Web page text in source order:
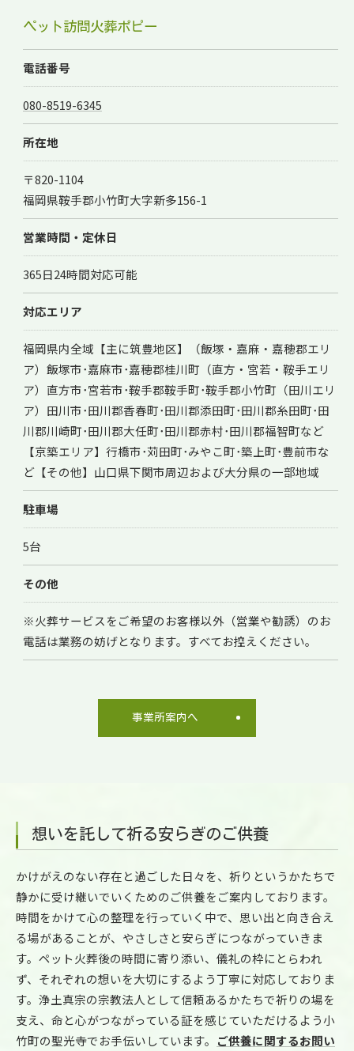
ペット訪問火葬ポピー
電話番号
080-8519-6345
所在地
〒820-1104
福岡県鞍手郡小竹町大字新多156-1
営業時間・定休日
365日24時間対応可能
対応エリア
福岡県内全域【主に筑豊地区】（飯塚・嘉麻・嘉穂郡エリ
ア）飯塚市･嘉麻市･嘉穂郡桂川町（直方・宮若・鞍手エリ
ア）直方市･宮若市･鞍手郡鞍手町･鞍手郡小竹町（田川エリ
ア）田川市･田川郡香春町･田川郡添田町･田川郡糸田町･田
川郡川崎町･田川郡大任町･田川郡赤村･田川郡福智町など
【京築エリア】行橋市･苅田町･みやこ町･築上町･豊前市な
ど【その他】山口県下関市周辺および大分県の一部地域
駐車場
5台
その他
※火葬サービスをご希望のお客様以外（営業や勧誘）のお
電話は業務の妨げとなります。すべてお控えください。
事業所案内へ
想いを託して祈る安らぎのご供養
かけがえのない存在と過ごした日々を、祈りというかたちで
静かに受け継いでいくためのご供養をご案内しております。
時間をかけて心の整理を行っていく中で、思い出と向き合え
る場があることが、やさしさと安らぎにつながっていきま
す。ペット火葬後の時間に寄り添い、儀礼の枠にとらわれ
ず、それぞれの想いを大切にするよう丁寧に対応しておりま
す。浄土真宗の宗教法人として信頼あるかたちで祈りの場を
支え、命と心がつながっている証を感じていただけるよう小
竹町の聖光寺でお手伝いしています。 ご供養に関するお問い